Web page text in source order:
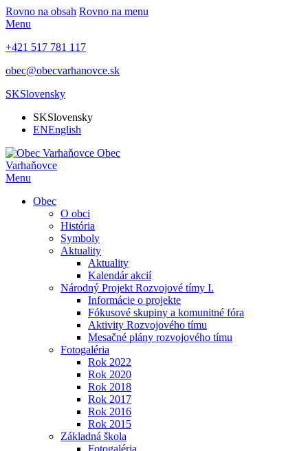
Rovno na obsah Rovno na menu
Menu
+421 517 781 117
obec@obecvarhanovce.sk
SKSlovensky
SKSlovensky
ENEnglish
Obec
Varhaňovce
Menu
Obec
O obci
História
Symboly
Aktuality
Aktuality
Kalendár akcií
Národný Projekt Rozvojové tímy I.
Informácie o projekte
Fókusové skupiny a komunitné fóra
Aktivity Rozvojového tímu
Mesačné plány rozvojového tímu
Fotogaléria
Rok 2022
Rok 2020
Rok 2018
Rok 2017
Rok 2016
Rok 2015
Základná škola
Fotogaléria